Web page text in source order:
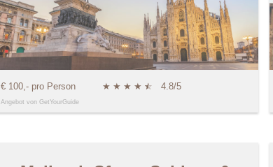
€ 100,- pro Person ★ ★ ★ ★ ★
☆ 4.8/5
Angebot von GetYourGuide